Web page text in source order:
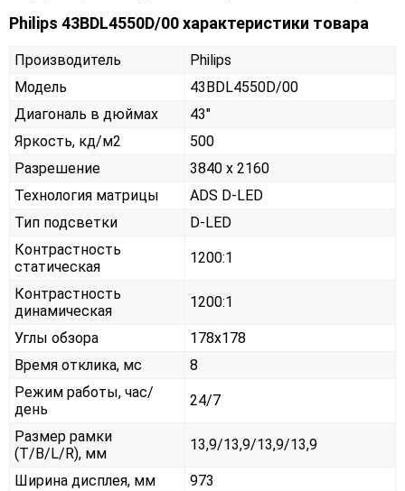
Philips 43BDL4550D/00 характеристики товара
Производитель
Philips
Модель
43BDL4550D/00
Диагональ в дюймах
43"
Яркость, кд/м2
500
Разрешение
3840 x 2160
Технология матрицы
ADS D-LED
Тип подсветки
D-LED
Контрастность
статическая
1200:1
Контрастность
динамическая
1200:1
Углы обзора
178x178
Время отклика, мс
8
Режим работы, час/
день
24/7
Размер рамки
(T/B/L/R), мм
13,9/13,9/13,9/13,9
Ширина дисплея, мм
973